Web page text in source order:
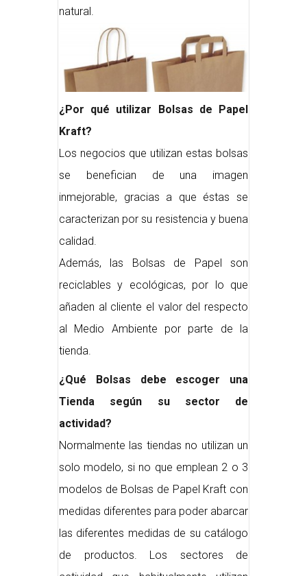
natural.
¿Por qué utilizar Bolsas de Papel
Kraft?
Los negocios que utilizan estas bolsas
se benefician de una imagen
inmejorable, gracias a que éstas se
caracterizan por su resistencia y buena
calidad.
Además, las Bolsas de Papel son
reciclables y ecológicas, por lo que
añaden al cliente el valor del respecto
al Medio Ambiente por parte de la
tienda.
¿Qué Bolsas debe escoger una
Tienda según su sector de
actividad?
Normalmente las tiendas no utilizan un
solo modelo, si no que emplean 2 o 3
modelos de Bolsas de Papel Kraft con
medidas diferentes para poder abarcar
las diferentes medidas de su catálogo
de productos. Los sectores de